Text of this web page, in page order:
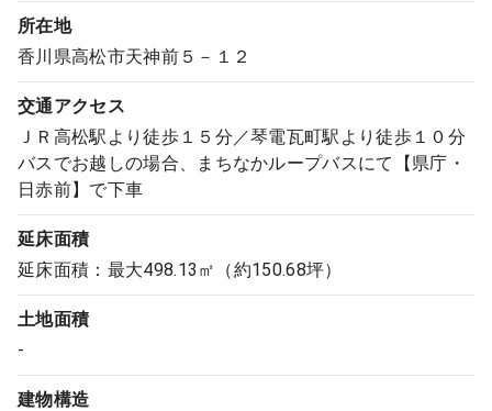
所在地
香川県高松市天神前５－１２
交通アクセス
ＪＲ高松駅より徒歩１５分／琴電瓦町駅より徒歩１０分
バスでお越しの場合、まちなかループバスにて【県庁・
日赤前】で下車
延床面積
延床面積：最大498.13㎡（約150.68坪）
土地面積
-
建物構造